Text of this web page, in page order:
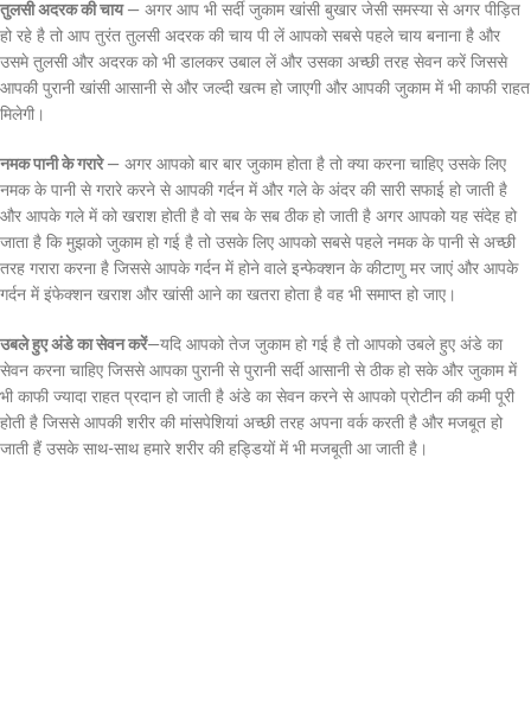
तुलसी अदरक की चाय — अगर आप भी सर्दी जुकाम खांसी बुखार जेसी समस्या से अगर पीड़ित
हो रहे है तो आप तुरंत तुलसी अदरक की चाय पी लें आपको सबसे पहले चाय बनाना है और
उसमे तुलसी और अदरक को भी डालकर उबाल लें और उसका अच्छी तरह सेवन करें जिससे
आपकी पुरानी खांसी आसानी से और जल्दी खत्म हो जाएगी और आपकी जुकाम में भी काफी राहत
मिलेगी।
नमक पानी के गरारे — अगर आपको बार बार जुकाम होता है तो क्या करना चाहिए उसके लिए
नमक के पानी से गरारे करने से आपकी गर्दन में और गले के अंदर की सारी सफाई हो जाती है
और आपके गले में को खराश होती है वो सब के सब ठीक हो जाती है अगर आपको यह संदेह हो
जाता है कि मुझको जुकाम हो गई है तो उसके लिए आपको सबसे पहले नमक के पानी से अच्छी
तरह गरारा करना है जिससे आपके गर्दन में होने वाले इन्फेक्शन के कीटाणु मर जाएं और आपके
गर्दन में इंफेक्शन खराश और खांसी आने का खतरा होता है वह भी समाप्त हो जाए।
उबले हुए अंडे का सेवन करें—यदि आपको तेज जुकाम हो गई है तो आपको उबले हुए अंडे का
सेवन करना चाहिए जिससे आपका पुरानी से पुरानी सर्दी आसानी से ठीक हो सके और जुकाम में
भी काफी ज्यादा राहत प्रदान हो जाती है अंडे का सेवन करने से आपको प्रोटीन की कमी पूरी
होती है जिससे आपकी शरीर की मांसपेशियां अच्छी तरह अपना वर्क करती है और मजबूत हो
जाती हैं उसके साथ-साथ हमारे शरीर की हड्डियों में भी मजबूती आ जाती है।